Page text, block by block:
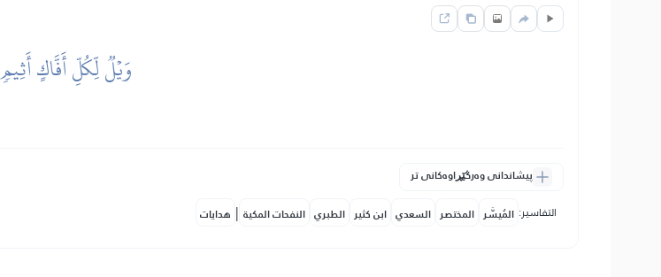
وَيۡلٞ لِّكُلِّ أَفَّاكٍ أَثِيمٖ
پیشاندانی وەرگێڕاوەکانی تر
التفاسير: المُيسَّر المختصر السعدي ابن كثير الطبري النفحات المكية | هدايات